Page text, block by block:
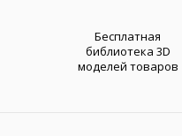
Бесплатная
библиотека 3D
моделей товаров